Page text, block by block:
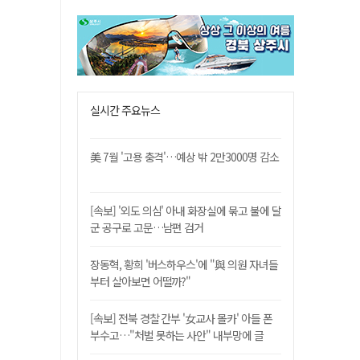
실시간 주요뉴스
美 7월 '고용 충격'…예상 밖 2만3000명 감소
[속보] '외도 의심' 아내 화장실에 묶고 불에 달
군 공구로 고문…남편 검거
장동혁, 황희 '버스하우스'에 "與 의원 자녀들
부터 살아보면 어떨까?"
[속보] 전북 경찰 간부 '女교사 몰카' 아들 폰
부수고…"처벌 못하는 사안" 내부망에 글